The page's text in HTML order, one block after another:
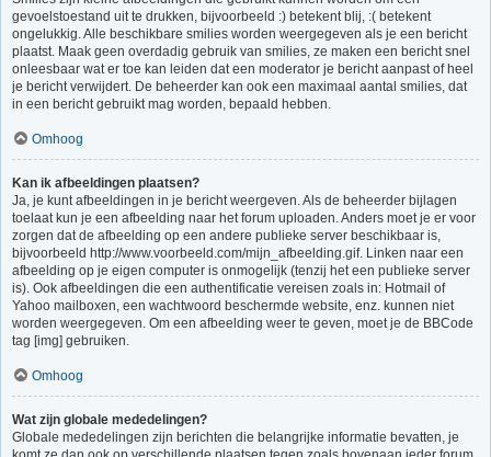
gevoelstoestand uit te drukken, bijvoorbeeld :) betekent blij, :( betekent
ongelukkig. Alle beschikbare smilies worden weergegeven als je een bericht
plaatst. Maak geen overdadig gebruik van smilies, ze maken een bericht snel
onleesbaar wat er toe kan leiden dat een moderator je bericht aanpast of heel
je bericht verwijdert. De beheerder kan ook een maximaal aantal smilies, dat
in een bericht gebruikt mag worden, bepaald hebben.
Omhoog
Kan ik afbeeldingen plaatsen?
Ja, je kunt afbeeldingen in je bericht weergeven. Als de beheerder bijlagen
toelaat kun je een afbeelding naar het forum uploaden. Anders moet je er voor
zorgen dat de afbeelding op een andere publieke server beschikbaar is,
bijvoorbeeld http://www.voorbeeld.com/mijn_afbeelding.gif. Linken naar een
afbeelding op je eigen computer is onmogelijk (tenzij het een publieke server
is). Ook afbeeldingen die een authentificatie vereisen zoals in: Hotmail of
Yahoo mailboxen, een wachtwoord beschermde website, enz. kunnen niet
worden weergegeven. Om een afbeelding weer te geven, moet je de BBCode
tag [img] gebruiken.
Omhoog
Wat zijn globale mededelingen?
Globale mededelingen zijn berichten die belangrijke informatie bevatten, je